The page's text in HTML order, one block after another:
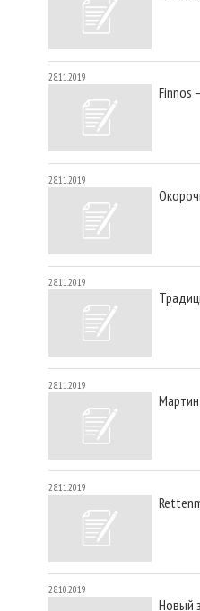
28.11.2019
Finnos
28.11.2019
28.11.2019
28.11.2019
28.11.2019
28.10.2019
Новый